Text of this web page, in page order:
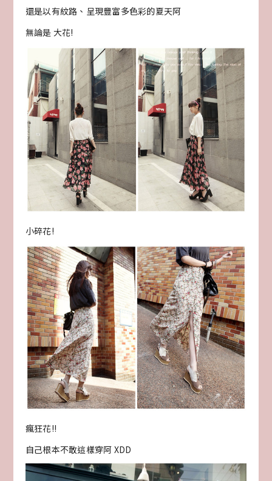
還是以有紋路、呈現豐富多色彩的夏天阿
無論是 大花!
小碎花!
瘋狂花!!
自己根本不敢這樣穿阿 XDD